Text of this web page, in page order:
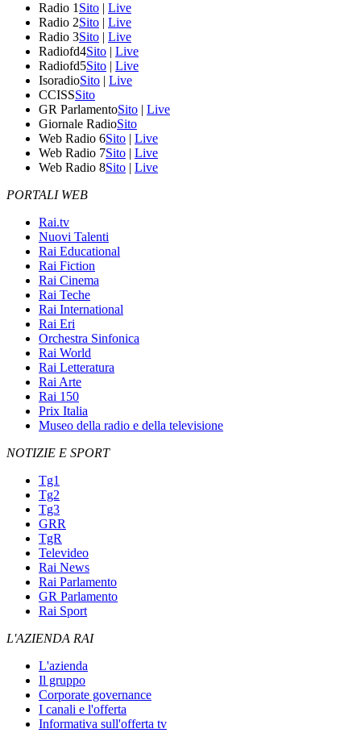
Radio 1 Sito | Live
Radio 2Sito | Live
Radio 3Sito | Live
Radiofd4Sito | Live
Radiofd5Sito | Live
IsoradioSito | Live
CCISSSito
GR ParlamentoSito | Live
Giornale RadioSito
Web Radio 6Sito | Live
Web Radio 7Sito | Live
Web Radio 8Sito | Live
PORTALI WEB
Rai.tv
Nuovi Talenti
Rai Educational
Rai Fiction
Rai Cinema
Rai Teche
Rai International
Rai Eri
Orchestra Sinfonica
Rai World
Rai Letteratura
Rai Arte
Rai 150
Prix Italia
Museo della radio e della televisione
NOTIZIE E SPORT
Tg1
Tg2
Tg3
GRR
TgR
Televideo
Rai News
Rai Parlamento
GR Parlamento
Rai Sport
L'AZIENDA RAI
L'azienda
Il gruppo
Corporate governance
I canali e l'offerta
Informativa sull'offerta tv